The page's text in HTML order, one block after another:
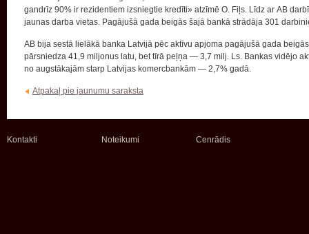
gandrīz 90% ir rezidentiem izsniegtie kredīti» atzīmē O. Fiļs. Līdz ar AB
jaunas darba vietas. Pagājušā gada beigās šajā bankā strādāja 301
AB bija sestā lielākā banka Latvijā pēc aktīvu apjoma pagājušā gada
pārsniedza 41,9 miljonus latu, bet tīrā peļņa — 3,7 milj. Ls. Bankas vidējo
no augstākajām starp Latvijas komercbankām — 2,7% gadā.
Atpakaļ pie jaunumu saraksta
Kontakti Noteikumi Cenrādis